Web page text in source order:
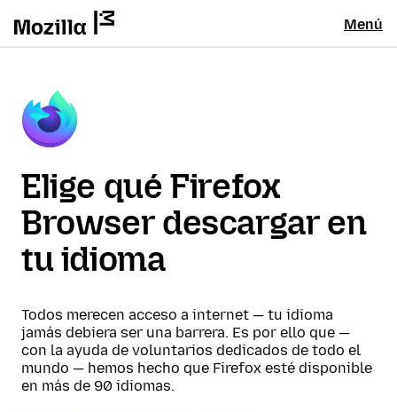
Menú
Elige qué Firefox
Browser descargar en
tu idioma
Todos merecen acceso a internet — tu idioma
jamás debiera ser una barrera. Es por ello que —
con la ayuda de voluntarios dedicados de todo el
mundo — hemos hecho que Firefox esté disponible
en más de 90 idiomas.